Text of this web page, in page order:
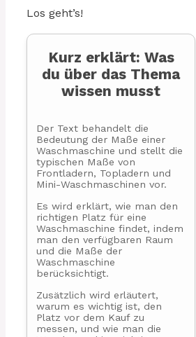
Los geht’s!
Kurz erklärt: Was
du über das Thema
wissen musst
Der Text behandelt die
Bedeutung der Maße einer
Waschmaschine und stellt die
typischen Maße von
Frontladern, Topladern und
Mini-Waschmaschinen vor.
Es wird erklärt, wie man den
richtigen Platz für eine
Waschmaschine findet, indem
man den verfügbaren Raum
und die Maße der
Waschmaschine
berücksichtigt.
Zusätzlich wird erläutert,
warum es wichtig ist, den
Platz vor dem Kauf zu
messen, und wie man die